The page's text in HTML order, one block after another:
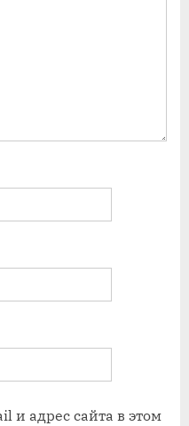
и адрес сайта в этом